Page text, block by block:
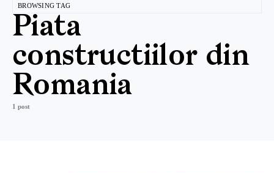
BROWSING TAG
Piata
constructiilor din
Romania
1 post